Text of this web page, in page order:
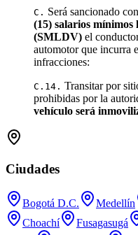
C. Será sancionado
(15) salarios mínimos
(SMLDV) el
automotor que incurra
infracciones:
C.14. Transitar por
prohibidas por la
vehículo será
Ciudades
Bogotá D.C. Medellín
Choachí
Fusagasugá